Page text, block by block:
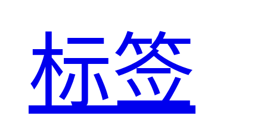
标签